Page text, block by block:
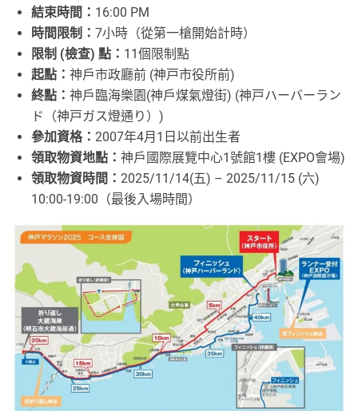
結束時間： 16:00 PM
時間限制：7小時（從第一槍開始計時）
限制 (檢查) 點： 11個限制點
起點：神戶市政廳前 (神戸市役所前)
終點：神戶臨海樂園(神戶煤氣燈街) (神戸ハーバーラン
ド（神戸ガス燈通り）)
參加資格： 2007年4月1日以前出生者
領取物資地點：神戶國際展覽中心1號館1樓 (EXPO會場)
領取物資時間： 2025/11/14(五) – 2025/11/15 (六)
10:00-19:00（最後入場時間）